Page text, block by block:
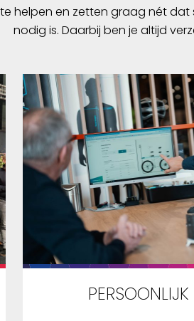
helpen en zetten graag nét dat
nodig is. Daarbij ben je altijd